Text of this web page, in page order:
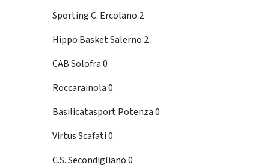
Sporting C. Ercolano 2
Hippo Basket Salerno 2
CAB Solofra 0
Roccarainola 0
Basilicatasport Potenza 0
Virtus Scafati 0
C.S. Secondigliano 0